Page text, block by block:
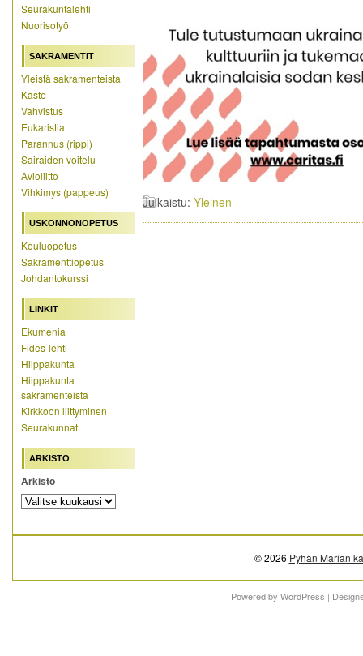
Seurakuntalehti
Nuorisotyö
SAKRAMENTIT
Yleistä sakramenteista
Kaste
Vahvistus
Eukaristia
Parannus (rippi)
Sairaiden voitelu
Avioliitto
Vihkimys (pappeus)
USKONNONOPETUS
Kouluopetus
Sakramenttiopetus
Johdantokurssi
LINKIT
Ekumenia
Fides-lehti
Hiippakunta
Hiippakunta
sakramenteista
Kirkkoon liittyminen
Seurakunnat
ARKISTO
Arkisto
Julkaistu: Yleinen
© 2026 Pyhän Marian
Powered by WordPress |